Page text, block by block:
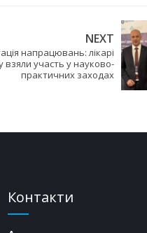
NEXT
напрацювань: лікарі
участь у науково-
практичних заходах
Контакти